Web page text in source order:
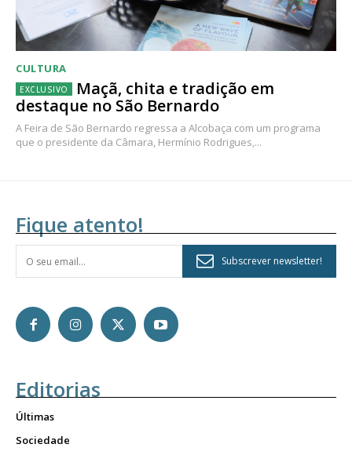
CULTURA
Maçã, chita e tradição em
destaque no São Bernardo
A Feira de São Bernardo regressa a Alcobaça com um programa
que o presidente da Câmara, Hermínio Rodrigues,...
Fique atento!
Subscrever newsletter!
Editorias
Últimas
Sociedade